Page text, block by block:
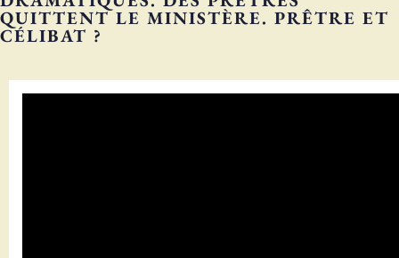
QUITTENT LE MINISTÈRE. PRÊTRE ET
CÉLIBAT ?